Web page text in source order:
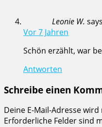
Leonie W.
Vor 7 Jahren
Schön erzählt, war
Antworten
Schreibe einen
Deine E-Mail-Adresse
Erforderliche Felder sind